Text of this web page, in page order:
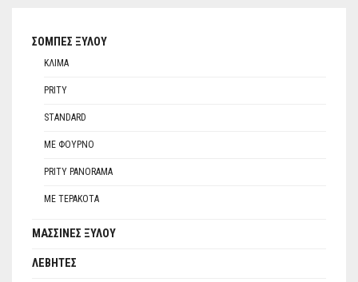
ΣΌΜΠΕΣ ΞΎΛΟΥ
ΚΛΊΜΑ
PRITY
STANDARD
ΜΕ ΦΟΎΡΝΟ
PRITY PANORAMA
ΜΕ ΤΕΡΑΚΌΤΑ
ΜΑΣΣΊΝΕΣ ΞΎΛΟΥ
ΛΈΒΗΤΕΣ